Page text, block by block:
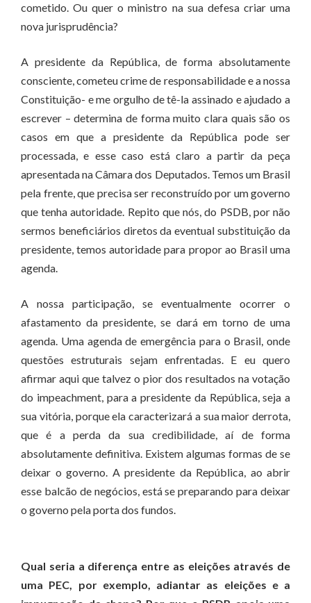
cometido. Ou quer o ministro na sua defesa criar uma
nova jurisprudência?
A presidente da República, de forma absolutamente
consciente, cometeu crime de responsabilidade e a nossa
Constituição- e me orgulho de tê-la assinado e ajudado a
escrever – determina de forma muito clara quais são os
casos em que a presidente da República pode ser
processada, e esse caso está claro a partir da peça
apresentada na Câmara dos Deputados. Temos um Brasil
pela frente, que precisa ser reconstruído por um governo
que tenha autoridade. Repito que nós, do PSDB, por não
sermos beneficiários diretos da eventual substituição da
presidente, temos autoridade para propor ao Brasil uma
agenda.
A nossa participação, se eventualmente ocorrer o
afastamento da presidente, se dará em torno de uma
agenda. Uma agenda de emergência para o Brasil, onde
questões estruturais sejam enfrentadas. E eu quero
afirmar aqui que talvez o pior dos resultados na votação
do impeachment, para a presidente da República, seja a
sua vitória, porque ela caracterizará a sua maior derrota,
que é a perda da sua credibilidade, aí de forma
absolutamente definitiva. Existem algumas formas de se
deixar o governo. A presidente da República, ao abrir
esse balcão de negócios, está se preparando para deixar
o governo pela porta dos fundos.
Qual seria a diferença entre as eleições através de
uma PEC, por exemplo, adiantar as eleições e a